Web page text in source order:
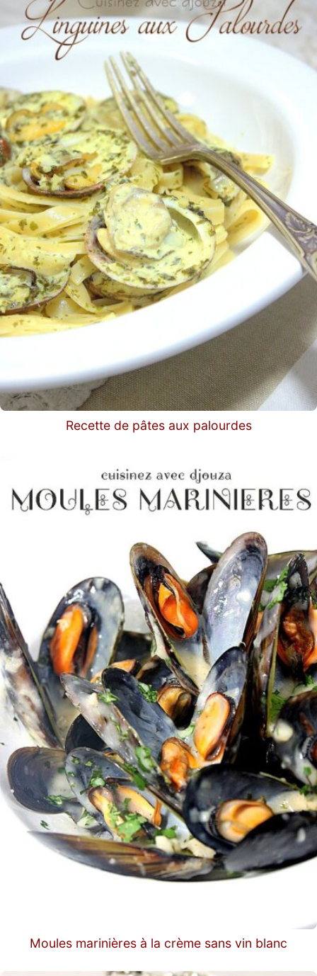
Recette de pâtes aux palourdes
Moules marinières à la crème sans vin blanc